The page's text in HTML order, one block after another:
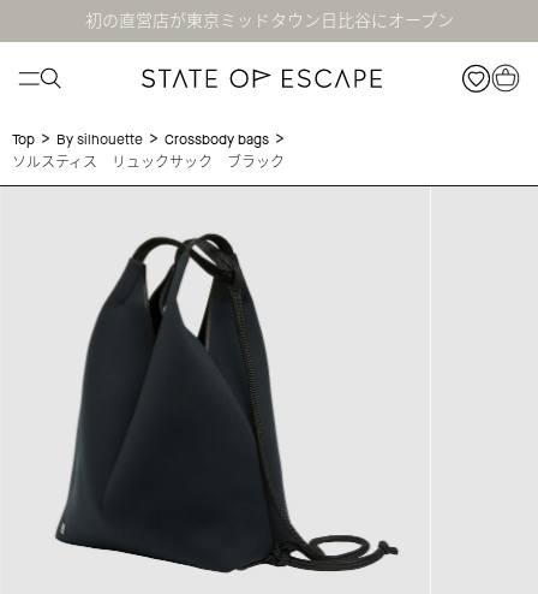
初の直営店が東京ミッドタウン日比谷にオープン
Top > By silhouette > Crossbody bags >
ソルスティス リュックサック ブラック